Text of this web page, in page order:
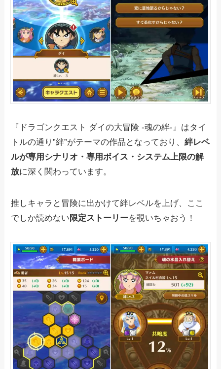
『ドラゴンクエスト ダイの大冒険 -魂の絆-』はタイ
トルの通り”絆”がテーマの作品となっており、絆レベ
ルが専用シナリオ・専用ボイス・システム上限の解
放に深く関わっています。
推しキャラと冒険に出かけて絆レベルを上げ、ここ
でしか読めない 限定ストーリーを覗いちゃおう！